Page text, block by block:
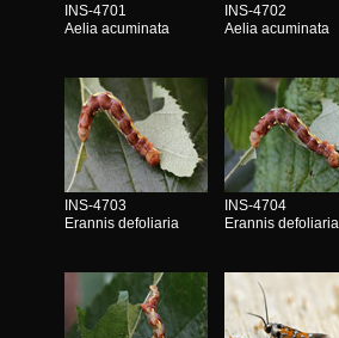
INS-4701
Aelia acuminata
INS-4702
Aelia acuminata
INS-4703
Erannis defoliaria
INS-4704
Erannis defoliaria